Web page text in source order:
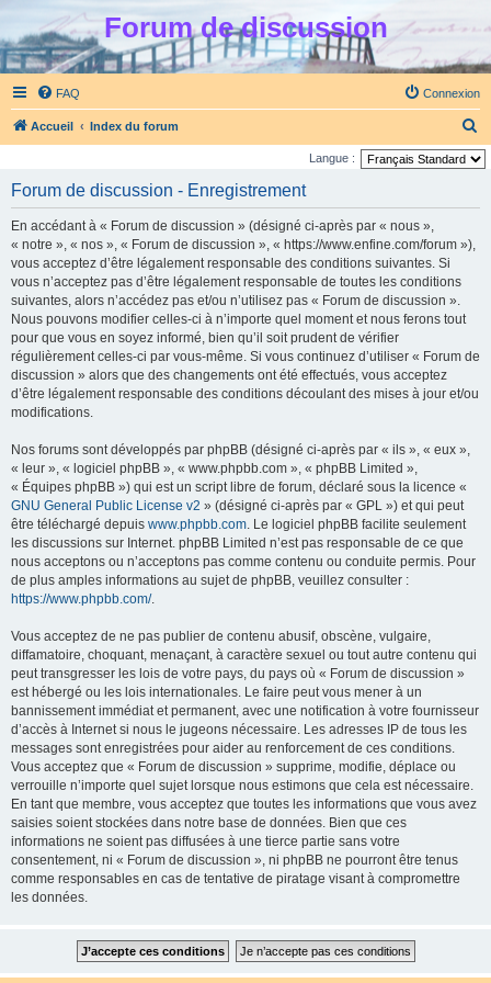
Forum de discussion
FAQ Connexion
Accueil Index du forum
e
Langue :
Forum de discussion - Enregistrement
En accédant à « Forum de discussion » (désigné ci-après par « nous »,
« notre », « nos », « Forum de discussion », « https://www.enfine.com/forum »),
vous acceptez d’être légalement responsable des conditions suivantes. Si
vous n’acceptez pas d’être légalement responsable de toutes les conditions
suivantes, alors n’accédez pas et/ou n’utilisez pas « Forum de discussion ».
Nous pouvons modifier celles-ci à n’importe quel moment et nous ferons tout
pour que vous en soyez informé, bien qu’il soit prudent de vérifier
régulièrement celles-ci par vous-même. Si vous continuez d’utiliser « Forum de
discussion » alors que des changements ont été effectués, vous acceptez
d’être légalement responsable des conditions découlant des mises à jour et/ou
modifications.
Nos forums sont développés par phpBB (désigné ci-après par « ils », « eux »,
« leur », « logiciel phpBB », « www.phpbb.com », « phpBB Limited »,
« Équipes phpBB ») qui est un script libre de forum, déclaré sous la licence «
GNU General Public License v2 » (désigné ci-après par « GPL ») et qui peut
être téléchargé depuis www.phpbb.com. Le logiciel phpBB facilite seulement
les discussions sur Internet. phpBB Limited n’est pas responsable de ce que
nous acceptons ou n’acceptons pas comme contenu ou conduite permis. Pour
de plus amples informations au sujet de phpBB, veuillez consulter :
https://www.phpbb.com/.
Vous acceptez de ne pas publier de contenu abusif, obscène, vulgaire,
diffamatoire, choquant, menaçant, à caractère sexuel ou tout autre contenu qui
peut transgresser les lois de votre pays, du pays où « Forum de discussion »
est hébergé ou les lois internationales. Le faire peut vous mener à un
bannissement immédiat et permanent, avec une notification à votre fournisseur
d’accès à Internet si nous le jugeons nécessaire. Les adresses IP de tous les
messages sont enregistrées pour aider au renforcement de ces conditions.
Vous acceptez que « Forum de discussion » supprime, modifie, déplace ou
verrouille n’importe quel sujet lorsque nous estimons que cela est nécessaire.
En tant que membre, vous acceptez que toutes les informations que vous avez
saisies soient stockées dans notre base de données. Bien que ces
informations ne soient pas diffusées à une tierce partie sans votre
consentement, ni « Forum de discussion », ni phpBB ne pourront être tenus
comme responsables en cas de tentative de piratage visant à compromettre
les données.